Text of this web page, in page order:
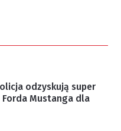
odzyskują super
Mustanga dla